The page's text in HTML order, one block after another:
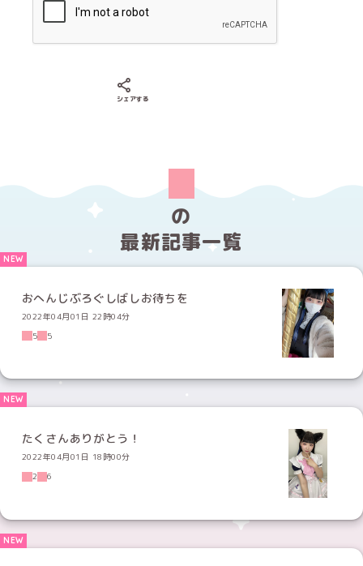
シェアする
の
最新記事一覧
おへんじぶろぐしばしお待ちを
2022年04月01日 22時04分
5
5
たくさんありがとう！
2022年04月01日 18時00分
2
6